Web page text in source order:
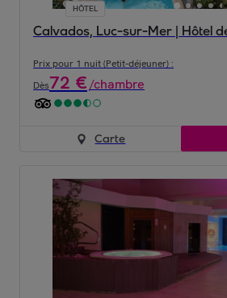
HÔTEL
Prix pour 1 nuit (Petit-déjeuner) :
Dès72 €/chambre
Carte